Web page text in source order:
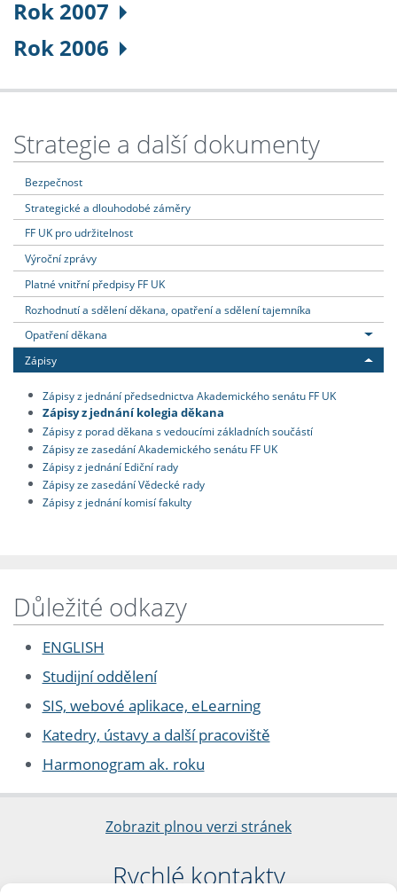
Rok 2007
Rok 2006
Strategie a další dokumenty
Bezpečnost
Strategické a dlouhodobé záměry
FF UK pro udržitelnost
Výroční zprávy
Platné vnitřní předpisy FF UK
Rozhodnutí a sdělení děkana, opatření a sdělení tajemníka
Opatření děkana
Zápisy
Zápisy z jednání předsednictva Akademického senátu FF UK
Zápisy z jednání kolegia děkana
Zápisy z porad děkana s vedoucími základních součástí
Zápisy ze zasedání Akademického senátu FF UK
Zápisy z jednání Ediční rady
Zápisy ze zasedání Vědecké rady
Zápisy z jednání komisí fakulty
Důležité odkazy
ENGLISH
Studijní oddělení
SIS, webové aplikace, eLearning
Katedry, ústavy a další pracoviště
Harmonogram ak. roku
Zobrazit plnou verzi stránek
Rychlé kontakty